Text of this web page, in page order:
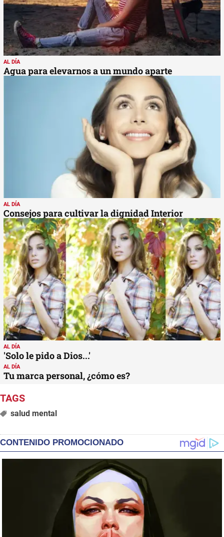
AL DÍA
Agua para elevarnos a un mundo aparte
AL DÍA
Consejos para cultivar la dignidad Interior
AL DÍA
'Solo le pido a Dios...'
AL DÍA
Tu marca personal, ¿cómo es?
salud mental
CONTENIDO PROMOCIONADO